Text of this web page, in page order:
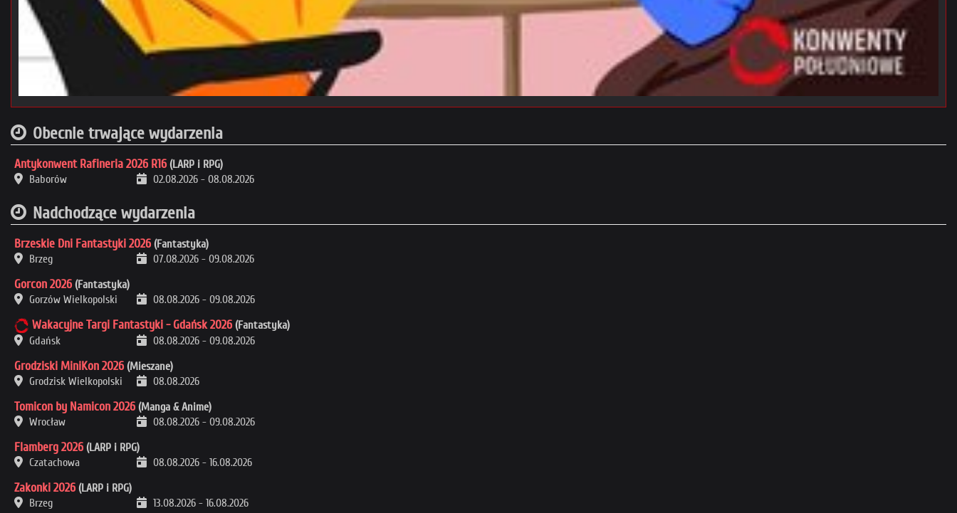
Obecnie trwające wydarzenia
Antykonwent Rafineria 2026 R16 (LARP i RPG)
Baborów
02.08.2026 - 08.08.2026
Nadchodzące wydarzenia
Brzeskie Dni Fantastyki 2026 (Fantastyka)
Brzeg
07.08.2026 - 09.08.2026
Gorcon 2026 (Fantastyka)
Gorzów Wielkopolski
08.08.2026 - 09.08.2026
Wakacyjne Targi Fantastyki - Gdańsk 2026 (Fantastyka)
Gdańsk
08.08.2026 - 09.08.2026
Grodziski MiniKon 2026 (Mieszane)
Grodzisk Wielkopolski
08.08.2026
Tomicon by Namicon 2026 (Manga & Anime)
Wrocław
08.08.2026 - 09.08.2026
Flamberg 2026 (LARP i RPG)
Czatachowa
08.08.2026 - 16.08.2026
Zakonki 2026 (LARP i RPG)
Brzeg
13.08.2026 - 16.08.2026